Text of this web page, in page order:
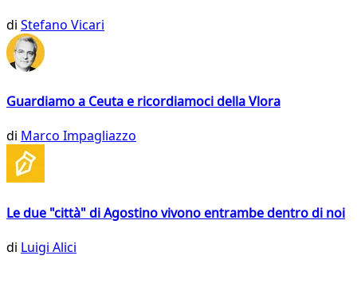
di Stefano Vicari
Guardiamo a Ceuta e ricordiamoci della Vlora
di Marco Impagliazzo
Le due "città" di Agostino vivono entrambe dentro di noi
di Luigi Alici